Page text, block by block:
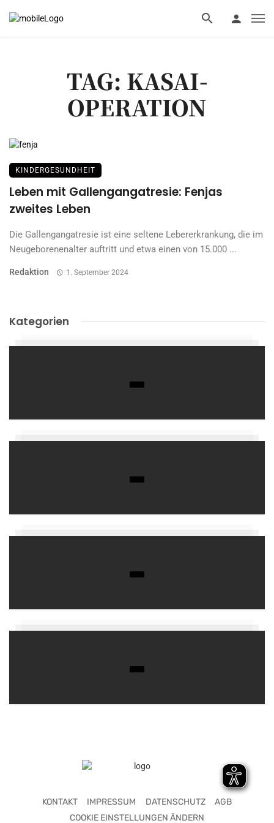
TAG: KASAI-
OPERATION
KINDERGESUNDHEIT
Leben mit Gallengangatresie: Fenjas
zweites Leben
Die Gallengangatresie ist eine seltene Lebererkrankung, die im
Neugeborenenalter auftritt und etwa einen von 15.000 ...
Redaktion 1. September 2024
Kategorien
KONTAKT IMPRESSUM DATENSCHUTZ
AGB
COOKIE EINSTELLUNGEN ÄNDERN